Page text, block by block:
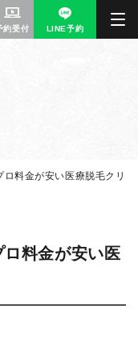
約受付 LINE予約
ロ料金が安い医療脱毛クリ
料金が安い医